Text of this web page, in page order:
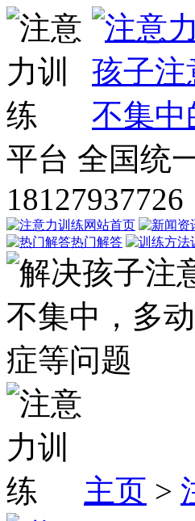
平台 全国统
18127937726
网站首页
热门解答
主页 >